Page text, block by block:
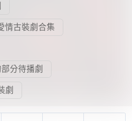
情古裝劇合集
分待播劇
劇